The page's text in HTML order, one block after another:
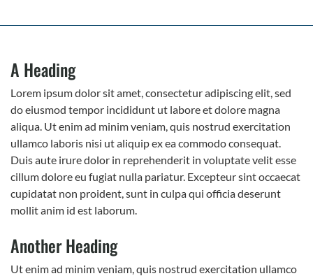
A Heading
Lorem ipsum dolor sit amet, consectetur adipiscing elit, sed
do eiusmod tempor incididunt ut labore et dolore magna
aliqua. Ut enim ad minim veniam, quis nostrud exercitation
ullamco laboris nisi ut aliquip ex ea commodo consequat.
Duis aute irure dolor in reprehenderit in voluptate velit esse
cillum dolore eu fugiat nulla pariatur. Excepteur sint occaecat
cupidatat non proident, sunt in culpa qui officia deserunt
mollit anim id est laborum.
Another Heading
Ut enim ad minim veniam, quis nostrud exercitation ullamco